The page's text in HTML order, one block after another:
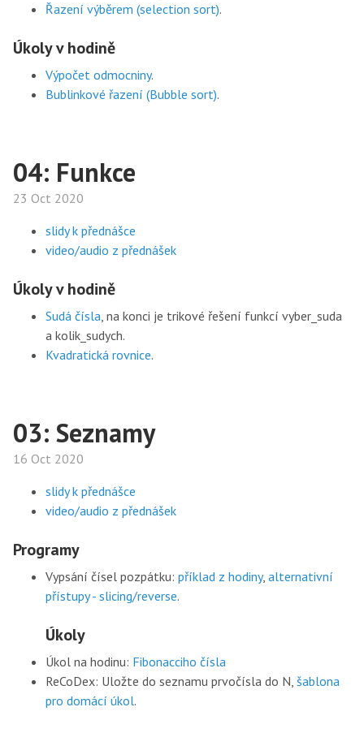
Řazení výběrem (selection sort).
Úkoly v hodině
Výpočet odmocniny.
Bublinkové řazení (Bubble sort).
04: Funkce
23 Oct 2020
slidy k přednášce
video/audio z přednášek
Úkoly v hodině
Sudá čísla, na konci je trikové řešení funkcí vyber_suda
a kolik_sudych.
Kvadratická rovnice.
03: Seznamy
16 Oct 2020
slidy k přednášce
video/audio z přednášek
Programy
Vypsání čísel pozpátku: příklad z hodiny, alternativní
přístupy - slicing/reverse.
Úkoly
Úkol na hodinu: Fibonacciho čísla
ReCoDex: Uložte do seznamu prvočísla do N, šablona
pro domácí úkol.